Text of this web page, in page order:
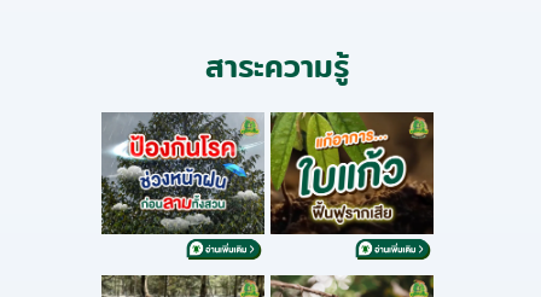
สาระความรู้